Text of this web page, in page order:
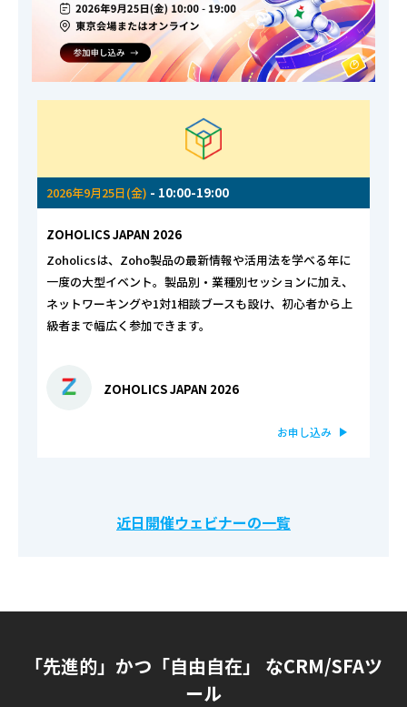
2026年9月25日(金) - 10:00-19:00
ZOHOLICS JAPAN 2026
Zoholicsは、Zoho製品の最新情報や活用法を学べる年に
一度の大型イベント。製品別・業種別セッションに加え、
ネットワーキングや1対1相談ブースも設け、初心者から上
級者まで幅広く参加できます。
ZOHOLICS JAPAN 2026
お申し込み
近日開催ウェビナーの一覧
「先進的」かつ「自由自在」 なCRM/SFAツ
ール